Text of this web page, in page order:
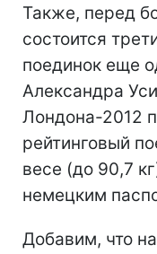
Также, перед
состоится
поединок еще
Александра
Лондона-2012
рейтинговый
весе (до 90,7
немецким
Добавим, что на